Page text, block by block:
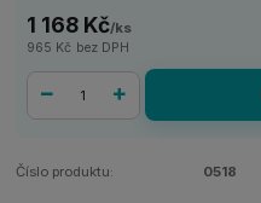
1 168 Kč/ks
965 Kč bez DPH
Číslo produktu: 0518